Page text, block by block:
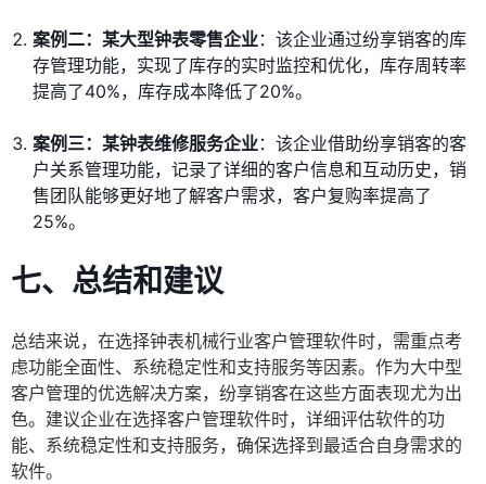
案例二：某大型钟表零售企业：该企业通过纷享销客的库
存管理功能，实现了库存的实时监控和优化，库存周转率
提高了40%，库存成本降低了20%。
案例三：某钟表维修服务企业：该企业借助纷享销客的客
户关系管理功能，记录了详细的客户信息和互动历史，销
售团队能够更好地了解客户需求，客户复购率提高了
25%。
七、总结和建议
总结来说，在选择钟表机械行业客户管理软件时，需重点考
虑功能全面性、系统稳定性和支持服务等因素。作为大中型
客户管理的优选解决方案，纷享销客在这些方面表现尤为出
色。建议企业在选择客户管理软件时，详细评估软件的功
能、系统稳定性和支持服务，确保选择到最适合自身需求的
软件。